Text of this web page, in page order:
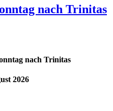
nach Trinitas
nach Trinitas
2026